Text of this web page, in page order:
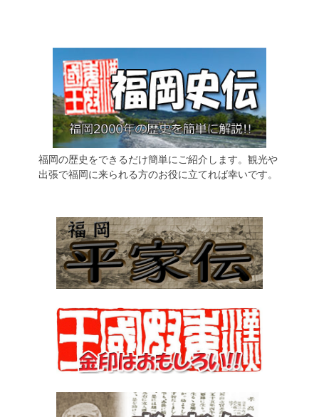
福岡の歴史をできるだけ簡単にご紹介します。観光や
出張で福岡に来られる方のお役に立てれば幸いです。